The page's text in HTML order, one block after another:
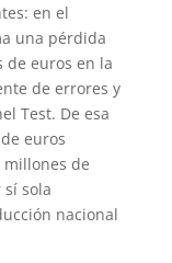
en el
una pérdida
de euros en la
de errores y
Test. De esa
euros
de
sola
nacional